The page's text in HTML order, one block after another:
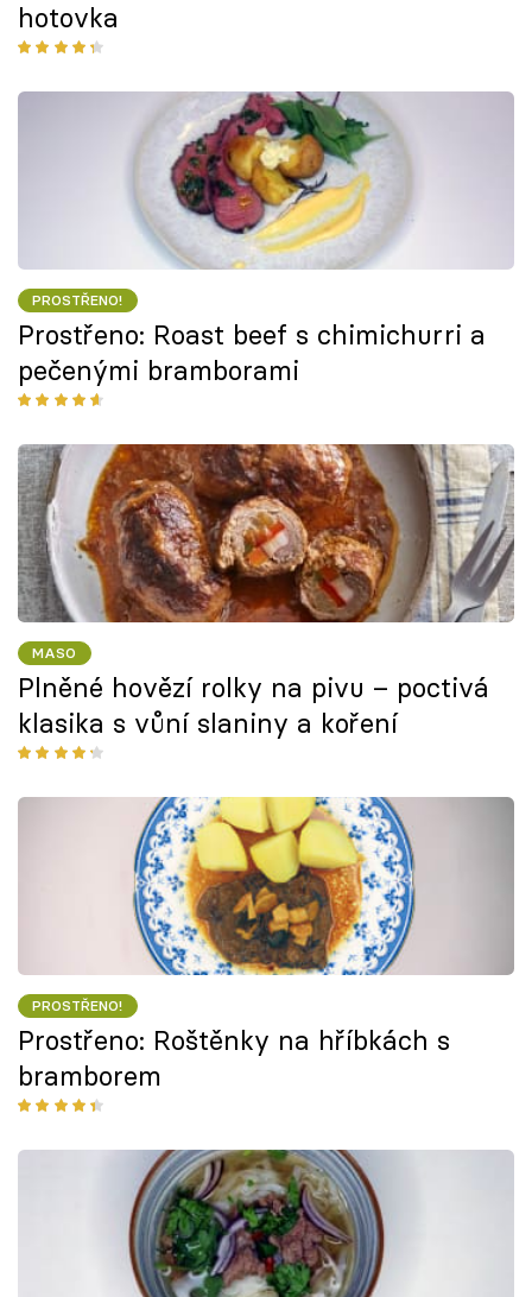
hotovka
PROSTŘENO!
Prostřeno: Roast beef s chimichurri a
pečenými bramborami
MASO
Plněné hovězí rolky na pivu – poctivá
klasika s vůní slaniny a koření
PROSTŘENO!
Prostřeno: Roštěnky na hříbkách s
bramborem